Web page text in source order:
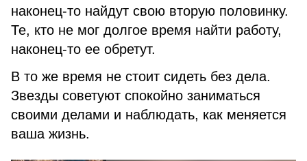
наконец-то найдут свою вторую половинку.
Те, кто не мог долгое время найти работу,
наконец-то ее обретут.
В то же время не стоит сидеть без дела.
Звезды советуют спокойно заниматься
своими делами и наблюдать, как меняется
ваша жизнь.